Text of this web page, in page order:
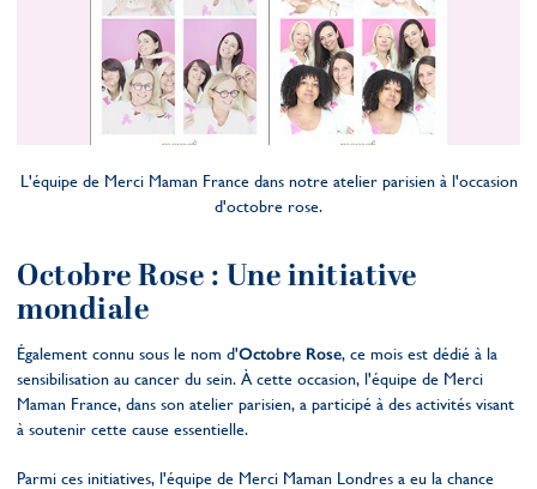
L'équipe de Merci Maman France dans notre atelier parisien à l'occasion
d'octobre rose.
Octobre Rose : Une initiative
mondiale
Également connu sous le nom d'Octobre Rose, ce mois est dédié à la
sensibilisation au cancer du sein. À cette occasion, l'équipe de Merci
Maman France, dans son atelier parisien, a participé à des activités visant
à soutenir cette cause essentielle.
Parmi ces initiatives, l'équipe de Merci Maman Londres a eu la chance